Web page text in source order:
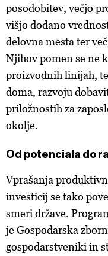
kliknete možnost
kadar koli prekličete
posodobitev, večjo
višjo dodano
delovna mesta ter
Njihov pomen se ne
proizvodnih linijah,
doma, razvoju
priložnostih za
okolje.
Od potenciala do
Vprašanja
investicij se tako
smeri države.
je Gospodarska
gospodarstveniki in